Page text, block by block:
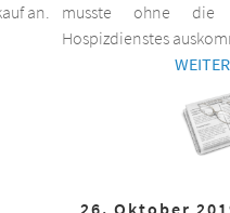
an.
musste ohne die
Hospizdienstes